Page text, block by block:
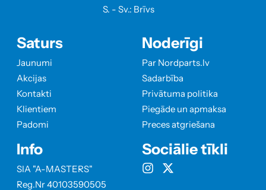
S. - Sv.: Brīvs
Saturs
Jaunumi
Akcijas
Kontakti
Klientiem
Padomi
Info
SIA "A-MASTERS"
Reg.Nr 40103590505
Noderīgi
Par Nordparts.lv
Sadarbība
Privātuma politika
Piegāde un apmaksa
Preces atgriešana
Sociālie tīkli